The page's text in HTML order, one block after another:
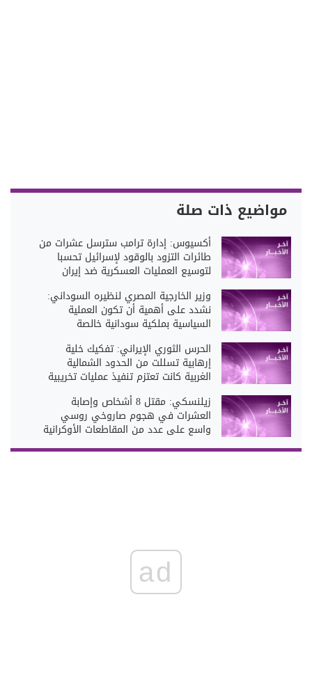
مواضيع ذات صلة
أكسيوس: إدارة ترامب سترسل عشرات من
طائرات التزود بالوقود لإسرائيل تحسبا
لتوسيع العمليات العسكرية ضد إيران
وزير الخارجية المصري لنظيره السوداني:
نشدد على أهمية أن تكون العملية
السياسية بملكية سودانية خالصة
الحرس الثوري الإيراني: تفكيك خلية
إرهابية تسللت من الحدود الشمالية
الغربية كانت تعتزم تنفيذ عمليات تخريبية
زيلنسكي: مقتل 8 أشخاص وإصابة
العشرات في هجوم صاروخي روسي
واسع على عدد من المقاطعات الأوكرانية
ad